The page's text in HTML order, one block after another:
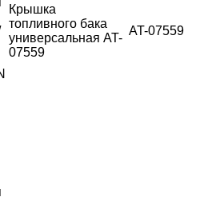
Крышка
топливного бака
универсальная AT-
07559
AT-07559